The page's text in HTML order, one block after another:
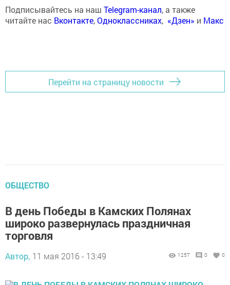
Подписывайтесь на наш Telegram-канал, а также
читайте нас Вконтакте,Одноклассниках, «Дзен» и Макс
Перейти на страницу новости
ОБЩЕСТВО
В день Победы в Камских Полянах
широко развернулась праздничная
торговля
Автор, 11 мая 2016 - 13:49 1257 0 0